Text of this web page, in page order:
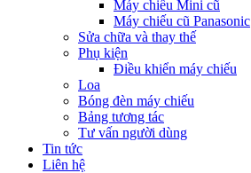
Máy chiếu Mini cũ
Máy chiếu cũ Panasonic
Sửa chữa và thay thế
Phụ kiện
Điều khiển máy chiếu
Loa
Bóng đèn máy chiếu
Bảng tương tác
Tư vấn người dùng
Tin tức
Liên hệ